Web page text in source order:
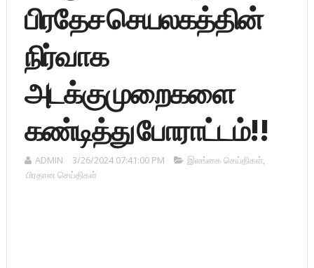
பிரதேச செயலகத்தின்
நிர்வாக
அடக்குமுறைகளை
கண்டித்து போராட்டம்!!
ADMIN 3/26/2024 07:41:00 PM இலங்கை செய்திகள்,
பிரதான செய்திகள்